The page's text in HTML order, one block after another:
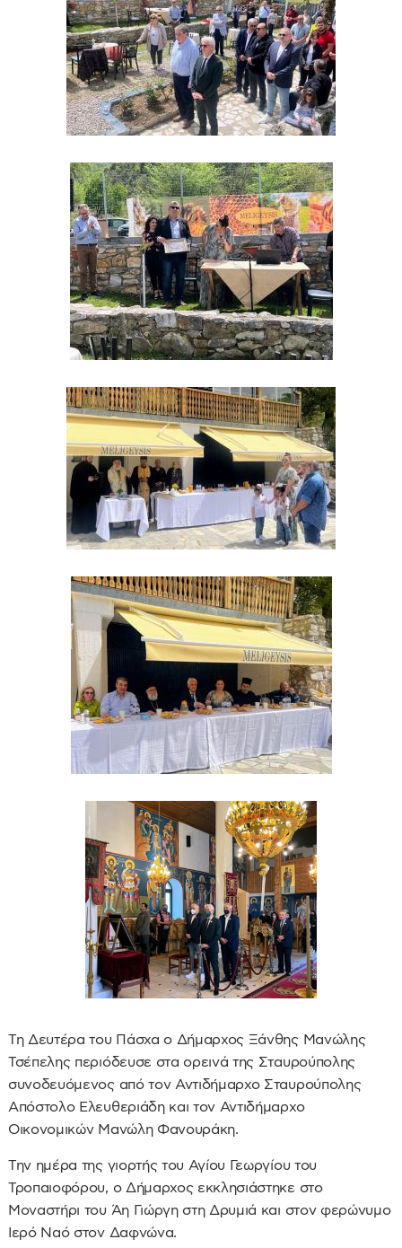
Τη Δευτέρα του Πάσχα ο Δήμαρχος Ξάνθης Μανώλης
Τσέπελης περιόδευσε στα ορεινά της Σταυρούπολης
συνοδευόμενος από τον Αντιδήμαρχο Σταυρούπολης
Απόστολο Ελευθεριάδη και τον Αντιδήμαρχο
Οικονομικών Μανώλη Φανουράκη.
Την ημέρα της γιορτής του Αγίου Γεωργίου του
Τροπαιοφόρου, ο Δήμαρχος εκκλησιάστηκε στο
Μοναστήρι του Άη Γιώργη στη Δρυμιά και στον φερώνυμο
Ιερό Ναό στον Δαφνώνα.